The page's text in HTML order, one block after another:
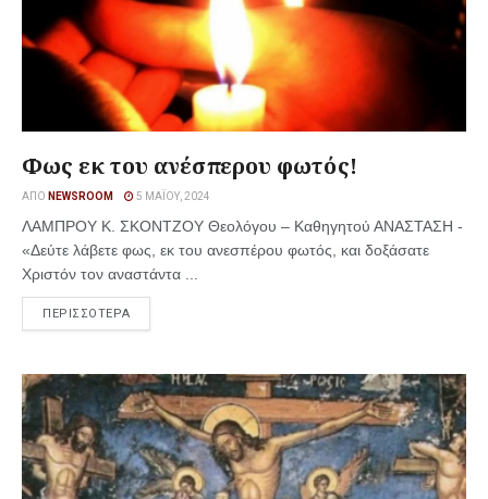
Φως εκ του ανέσπερου φωτός!
ΑΠΌ NEWSROOM 5 ΜΑΪ́ΟΥ, 2024
ΛΑΜΠΡΟΥ Κ. ΣΚΟΝΤΖΟΥ Θεολόγου – Καθηγητού ΑΝΑΣΤΑΣΗ -
«Δεύτε λάβετε φως, εκ του ανεσπέρου φωτός, και δοξάσατε
Χριστόν τον αναστάντα ...
ΠΕΡΙΣΣΟΤΕΡΑ